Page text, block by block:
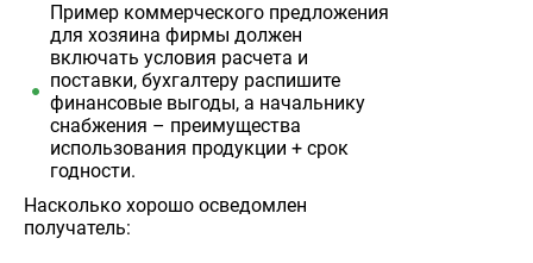
Пример коммерческого предложения
для хозяина фирмы должен
включать условия расчета и
поставки, бухгалтеру распишите
финансовые выгоды, а начальнику
снабжения – преимущества
использования продукции + срок
годности.
Насколько хорошо осведомлен
получатель: